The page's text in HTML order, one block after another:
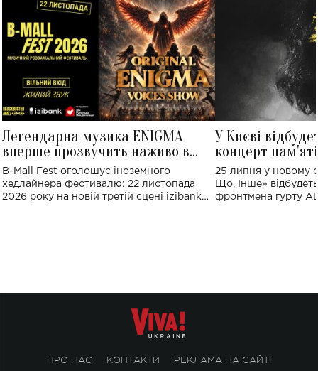
Легендарна музика ENIGMA
вперше прозвучить наживо в
Україні: де відбудеться концерт
B-Mall Fest оголошує іноземного
хедлайнера фестивалю: 22 листопада
2026 року на новій третій сцені izibank
У Києві
концерт
Клименка:
виконають
25 липня у новому
Що, Інше»
фронтмена гурту
ПРО НАС КОНТАКТИ РЕКЛАМА НА САЙТІ